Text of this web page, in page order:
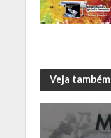
Veja também